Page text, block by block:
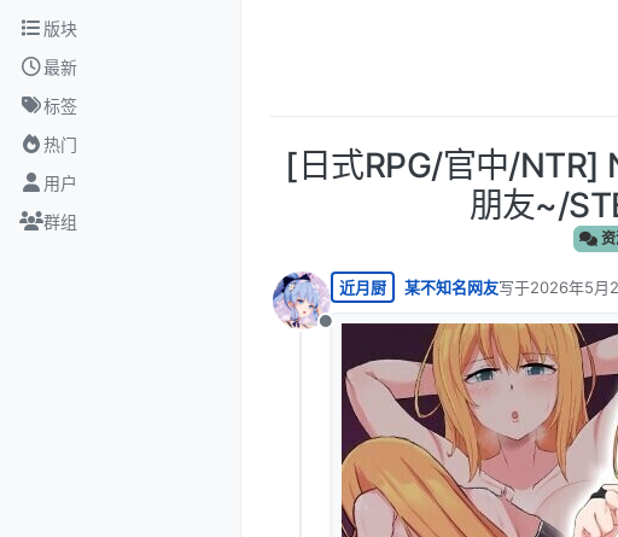
跳转至内容
版块
最新
标签
热门
用户
群组
[日式RPG/官中/NTR]
朋友~/
离线
近月厨 某不知名网友写于2026年5月
最后由 编辑